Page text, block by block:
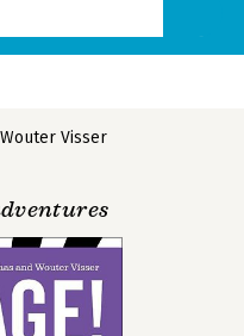
Wouter Visser